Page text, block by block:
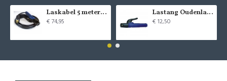
Laskabel 5 meter inclusief tang
€ 74,95
Lastang Oudenland
€ 12,50